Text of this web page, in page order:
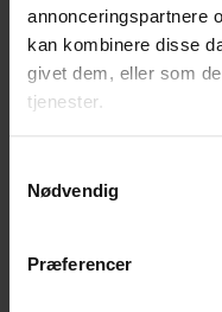
annonceringspartnere
kan kombinere disse
givet dem, eller som
tjenester.
Nødvendig
Præferencer
04-04-2014 MAD 2013.1544
Ekspropriation af
mistede mulighed for at udnytte
Ejeren af en
erstatning for muligheden for at
Back